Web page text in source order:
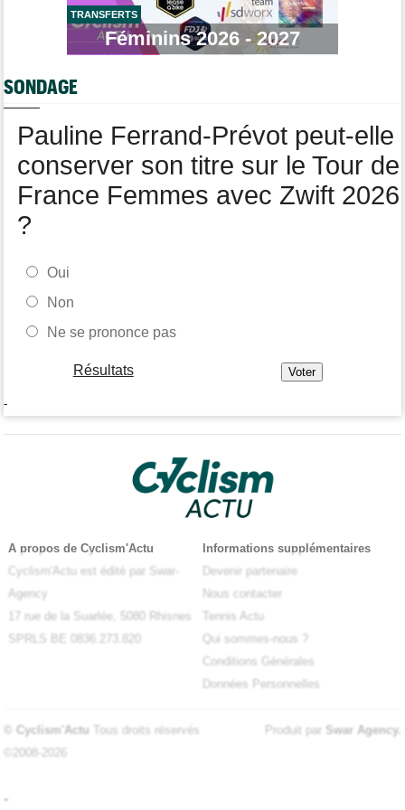
Tour de Pologne
Jan Christen : "J'ai dû me retenir pour ne pas attaquer trop tôt"
Kasia Niewiadoma fait coup double sur la 7e étape
Joao Almeida a abandonné après une nouvelle chute
TRANSFERTS
Féminins 2026 - 2027
SONDAGE
Pauline Ferrand-Prévot peut-elle
conserver son titre sur le Tour de
France Femmes avec Zwift 2026
?
Oui
Non
Ne se prononce pas
Résultats
-
A propos de Cyclism'Actu
Cyclism'Actu est édité par Swar-
Agency
17 rue de la Suarlée, 5080 Rhisnes
SPRLS BE 0836.273.820
Informations supplémentaires
Devenir partenaire
Nous contacter
Tennis Actu
Qui sommes-nous ?
Conditions Générales
Données Personnelles
© Cyclism'Actu Tous droits réservés
©2008-2026
Produit par Swar Agency.
-